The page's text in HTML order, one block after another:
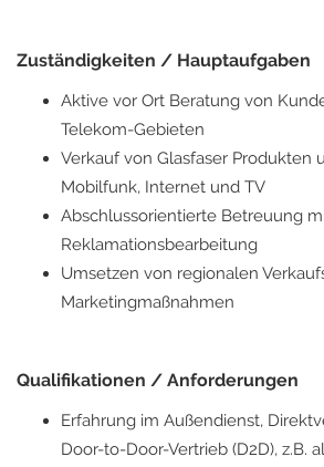
Zuständigkeiten / Hauptaufgaben
Aktive vor Ort Beratung von
Telekom-Gebieten
Verkauf von Glasfaser Produkten
Mobilfunk, Internet und TV
Abschlussorientierte Betreuung
Reklamationsbearbeitung
Umsetzen von regionalen
Marketingmaßnahmen
Qualifikationen / Anforderungen
Erfahrung im Außendienst,
Door-to-Door-Vertrieb (D2D), z.B.